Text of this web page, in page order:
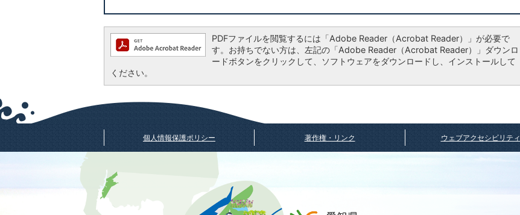
PDFファイルを閲覧するには「Adobe Reader（Acrobat Reader）」が必要で
す。お持ちでない方は、左記の「Adobe Reader（Acrobat Reader）」ダウンロ
ードボタンをクリックして、ソフトウェアをダウンロードし、インストールして
ください。
個人情報保護ポリシー 著作権・リンク ウェブアクセシビリティ